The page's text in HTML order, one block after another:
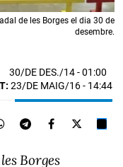
de les Borges el dia 30 de
desembre.
30/DE DES./14- 01:00
23/DE MAIG/16 - 14:44
Borges